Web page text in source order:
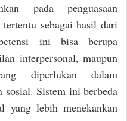
pada penguasaan
sebagai hasil dari
ini bisa berupa
interpersonal, maupun
diperlukan dalam
sosial. Sistem ini berbeda
yang lebih menekankan